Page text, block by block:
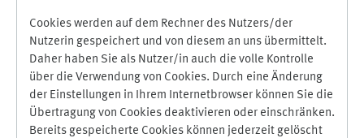
Cookies werden auf dem Rechner des Nutzers/der
Nutzerin gespeichert und von diesem an uns übermittelt.
Daher haben Sie als Nutzer/in auch die volle Kontrolle
über die Verwendung von Cookies. Durch eine Änderung
der Einstellungen in Ihrem Internetbrowser können Sie die
Übertragung von Cookies deaktivieren oder einschränken.
Bereits gespeicherte Cookies können jederzeit gelöscht